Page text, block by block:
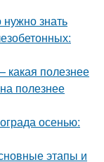
знать
какая полезнее
полезнее
осенью:
этапы и